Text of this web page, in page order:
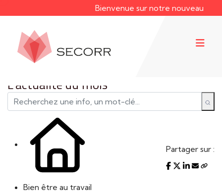
Bienvenue sur notre nouveau site web !
L'actualité du mois
Bien être au travail
Partager sur :